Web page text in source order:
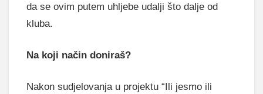
da se ovim putem uhljebe udalji što dalje od
kluba.
Na koji način doniraš?
Nakon sudjelovanja u projektu “Ili jesmo ili